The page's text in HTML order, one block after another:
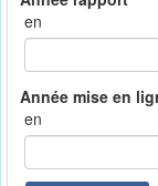
en
en